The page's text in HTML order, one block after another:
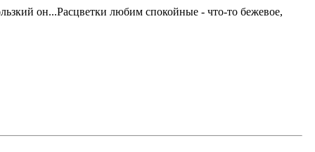
он...Расцветки любим спокойные - что-то бежевое,